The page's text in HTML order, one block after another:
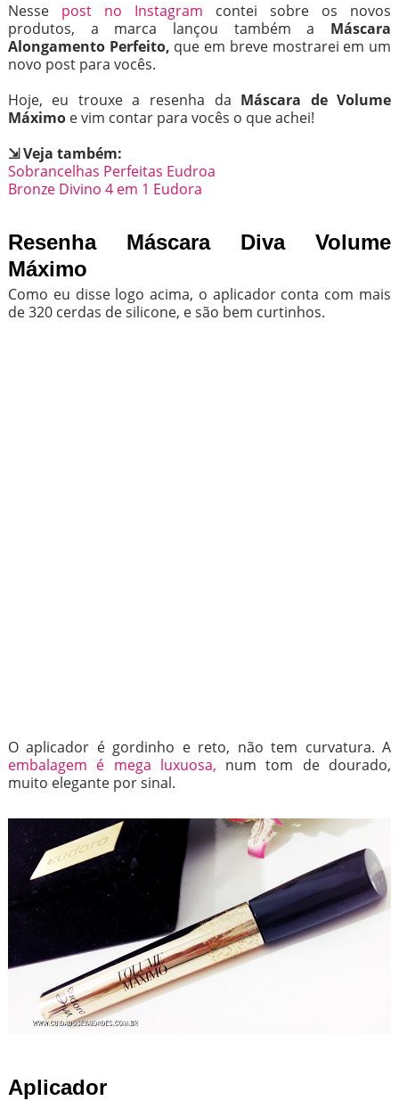
Nesse post no Instagram contei sobre os novos
produtos, a marca lançou também a Máscara
Alongamento Perfeito, que em breve mostrarei em um
novo post para vocês.
Hoje, eu trouxe a resenha da Máscara de Volume
Máximoe vim contar para vocês o que achei!
⇲ Veja também:
Sobrancelhas Perfeitas Eudroa
Bronze Divino 4 em 1 Eudora
Resenha Máscara Diva Volume
Máximo
Como eu disse logo acima, o aplicador conta com mais
de 320 cerdas de silicone, e são bem curtinhos.
O aplicador é gordinho e reto, não tem curvatura. A
embalagem é mega luxuosa, num tom de dourado,
muito elegante por sinal.
Aplicador